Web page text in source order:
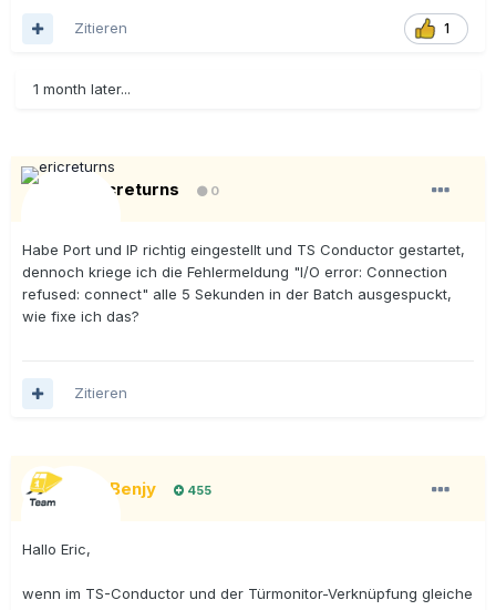
1
Zitieren
1 month later...
ericreturns 0
Habe Port und IP richtig eingestellt und TS Conductor gestartet,
dennoch kriege ich die Fehlermeldung "I/O error: Connection
refused: connect" alle 5 Sekunden in der Batch ausgespuckt,
wie fixe ich das?
Zitieren
BigBenjy 455
Hallo Eric,
wenn im TS-Conductor und der Türmonitor-Verknüpfung gleiche